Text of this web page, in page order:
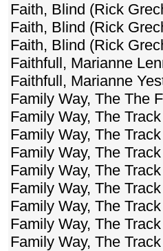
Faith, Blind (Rick
Faith, Blind (Rick
Faith, Blind (Rick
Faithfull, Marianne
Faithfull, Marianne
Family Way, The The
Family Way, The
Family Way, The
Family Way, The
Family Way, The
Family Way, The
Family Way, The
Family Way, The
Family Way, The